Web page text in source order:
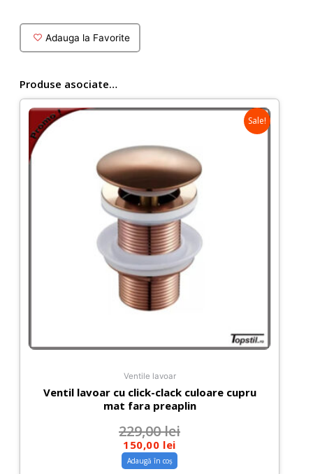
blat
Arce
cupru
Adauga la Favorite
Produse asociate…
Sale!
Ventile lavoar
Ventil lavoar cu click-clack culoare cupru
mat fara preaplin
229,00lei
150,00 lei
Adaugă în coș